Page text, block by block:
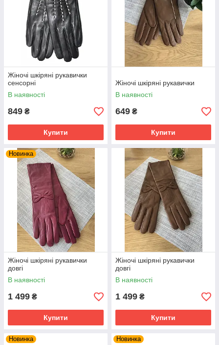
Жіночі шкіряні рукавички
сенсорні
В наявності
849 ₴
Купити
Жіночі шкіряні рукавички
В наявності
649 ₴
Купити
Новинка
Жіночі шкіряні рукавички
довгі
В наявності
1 499 ₴
Купити
Жіночі шкіряні рукавички
довгі
В наявності
1 499 ₴
Купити
Новинка Новинка